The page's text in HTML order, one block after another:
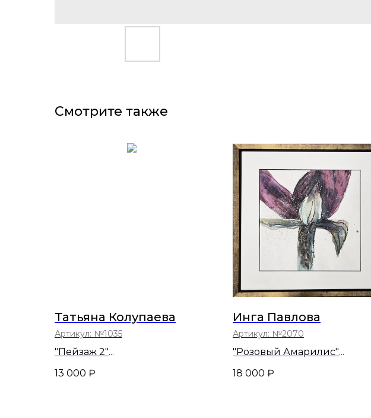
Смотрите также
Татьяна Колупаева
Артикул: №1035
"Пейзаж 2"
13 000 ₽
Инга Павлова
Артикул: №2070
"Розовый Амарилис"
18 000 ₽